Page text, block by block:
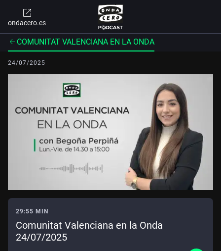
ondacero.es
COMUNITAT VALENCIANA EN LA ONDA
24/07/2025
29:55 MIN
Comunitat Valenciana en la Onda
24/07/2025